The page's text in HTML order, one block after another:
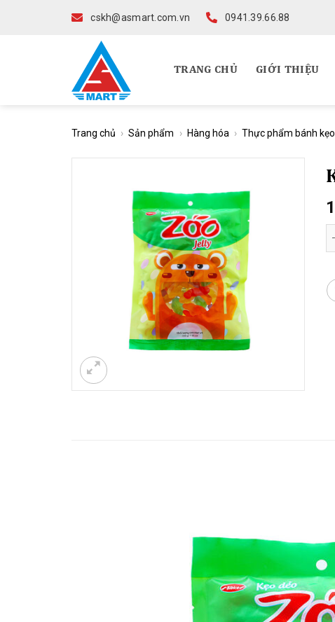
cskh@asmart.com.vn 0941.39.66.88
TRANG CHỦ GIỚI THIỆU
Trang chủ › Sản phẩm › Hàng hóa › Thực phẩm bánh kẹo